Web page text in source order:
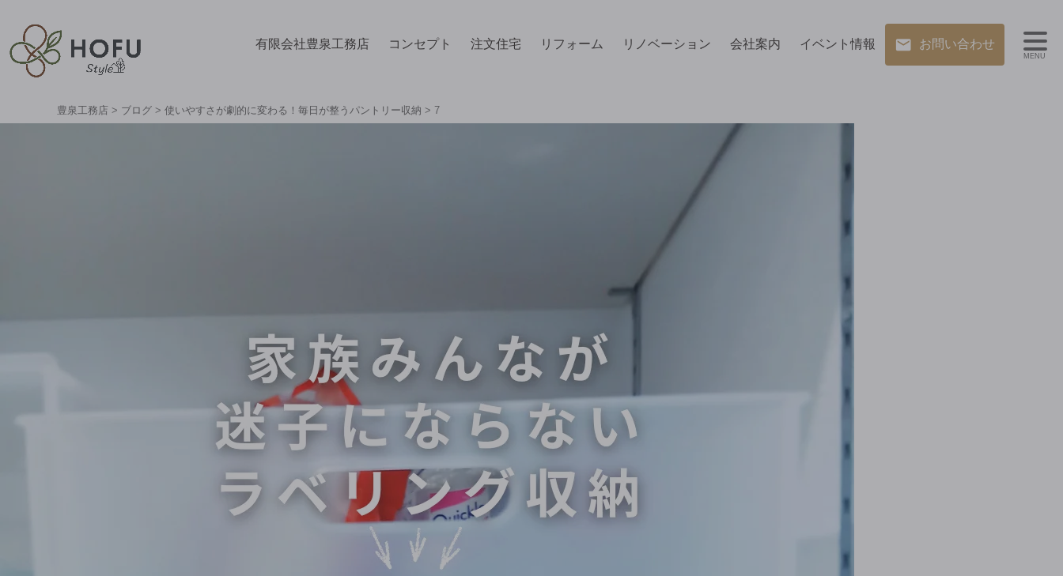
有限会社豊泉工務店 コンセプト 注文住宅 リフォーム リノベーション 会社案内 イベント情報 お問い合わせ
豊泉工務店 > ブログ > 使いやすさが劇的に変わる！毎日が整うパントリー収納 > 7
MENU